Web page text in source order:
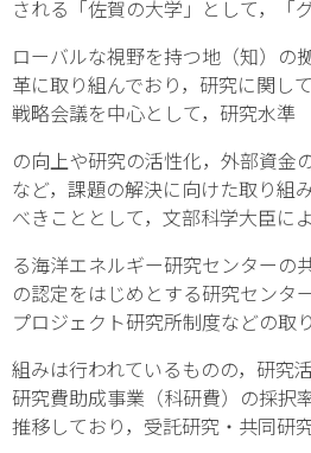
される「佐賀の大学」として，「
ローバルな視野を持つ地（知）の
革に取り組んでおり，研究に関し
戦略会議を中心として，研究水準
の向上や研究の活性化，外部資金
など，課題の解決に向けた取り組
べきこととして，文部科学大臣によ
る海洋エネルギー研究センターの
の認定をはじめとする研究センタ
プロジェクト研究所制度などの取り
組みは行われているものの，研究
研究費助成事業（科研費）の採択
推移しており，受託研究・共同研